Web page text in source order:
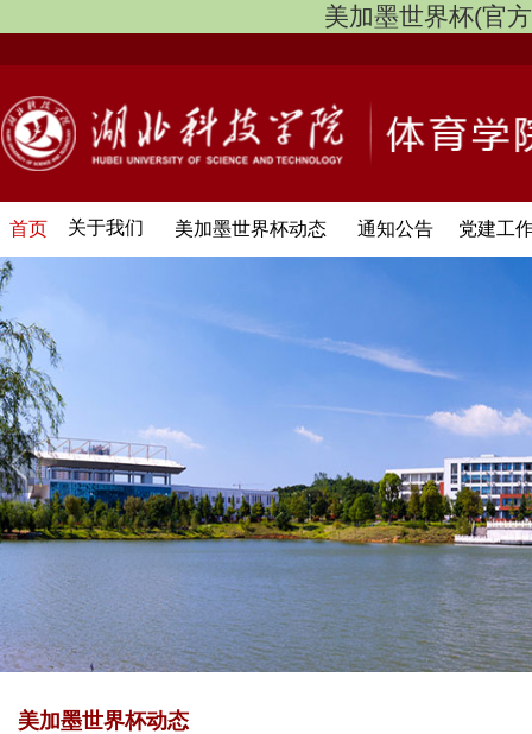
美加墨世界杯(官
首页 关于我们 美加墨世界杯动态 通知公告 党建工
美加墨世界杯动态